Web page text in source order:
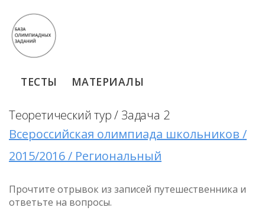
ТЕСТЫ МАТЕРИАЛЫ
Теоретический тур / Задача 2
Всероссийская олимпиада школьников /
2015/2016 / Региональный
Прочтите отрывок из записей путешественника и
ответьте на вопросы.